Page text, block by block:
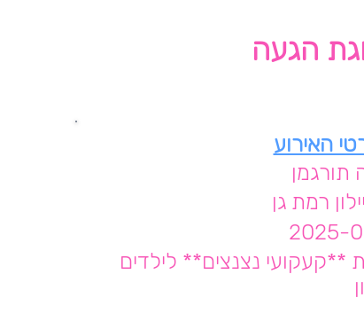
הגעה
האירוע
תורגמן
רמת גן
2025-
**קעקועי נצנצים** לילדים